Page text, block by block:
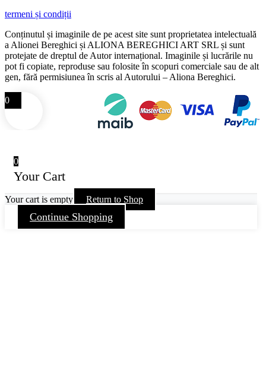
termeni și condiții
Conținutul și imaginile de pe acest site sunt proprietatea intelectuală
a Alionei Bereghici și ALIONA BEREGHICI ART SRL și sunt
protejate de dreptul de Autor internațional. Imaginile și lucrările nu
pot fi copiate, reproduse sau folosite în scopuri comerciale sau de alt
gen, fără permisiunea în scris al Autorului – Aliona Bereghici.
0
0
Your Cart
Your cart is empty Return to Shop
Continue Shopping